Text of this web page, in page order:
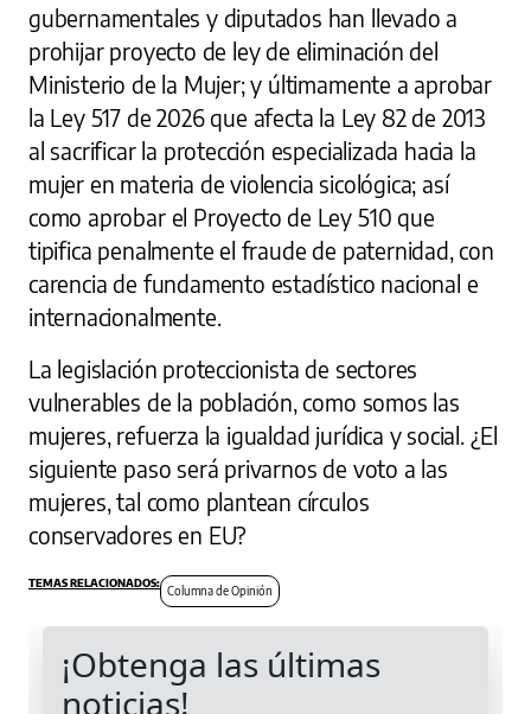
gubernamentales y diputados han llevado a
prohijar proyecto de ley de eliminación del
Ministerio de la Mujer; y últimamente a aprobar
la Ley 517 de 2026 que afecta la Ley 82 de 2013
al sacrificar la protección especializada hacia la
mujer en materia de violencia sicológica; así
como aprobar el Proyecto de Ley 510 que
tipifica penalmente el fraude de paternidad, con
carencia de fundamento estadístico nacional e
internacionalmente.
La legislación proteccionista de sectores
vulnerables de la población, como somos las
mujeres, refuerza la igualdad jurídica y social. ¿El
siguiente paso será privarnos de voto a las
mujeres, tal como plantean círculos
conservadores en EU?
Columna de Opinión